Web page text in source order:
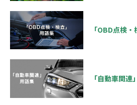
「OBD点検
「自動車関連